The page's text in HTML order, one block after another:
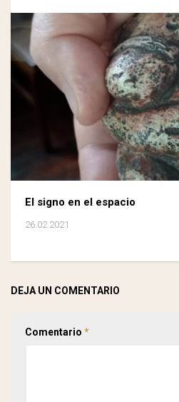
El signo en el espacio
26.02.2021
DEJA UN COMENTARIO
Comentario *